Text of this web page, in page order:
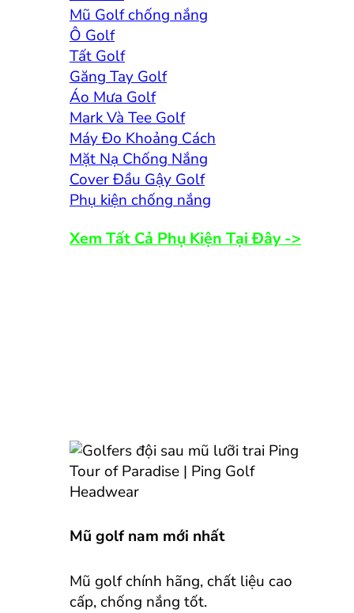
Mũ Golf chống nắng
Ô Golf
Tất Golf
Găng Tay Golf
Áo Mưa Golf
Mark Và Tee Golf
Máy Đo Khoảng Cách
Mặt Nạ Chống Nắng
Cover Đầu Gậy Golf
Phụ kiện chống nắng
Xem Tất Cả Phụ Kiện Tại Đây ->
Mũ golf nam mới nhất
Mũ golf chính hãng, chất liệu cao
cấp, chống nắng tốt.